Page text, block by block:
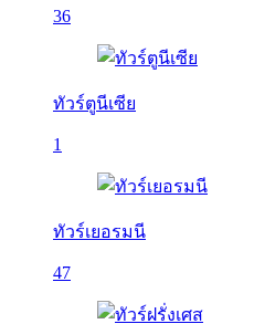
36
ทัวร์ตูนีเซีย
1
ทัวร์เยอรมนี
47